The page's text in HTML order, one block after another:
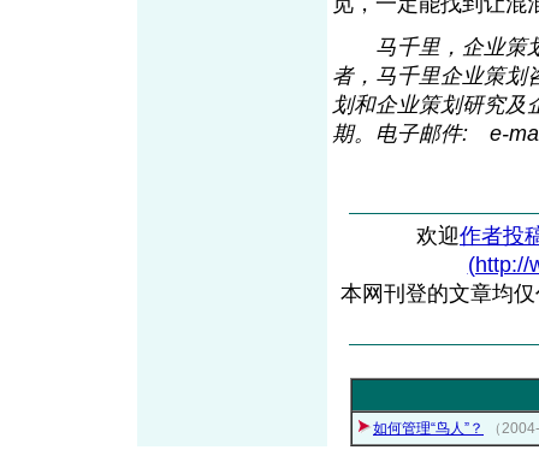
马千里，企业策
者，马千里企业策划
划和企业策划研究及
期。电子邮件: e-
欢迎作者投
(http://
本网刊登的文章均
如何管理“鸟人”？ （